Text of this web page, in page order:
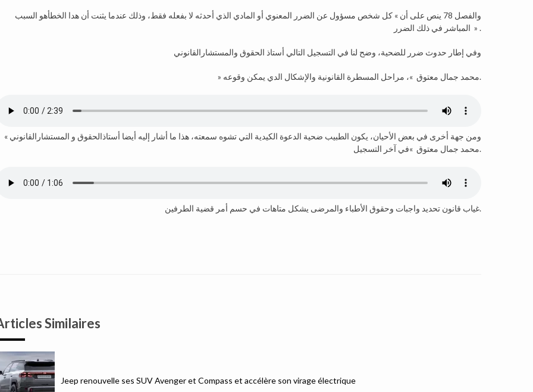
والفصل 78 ينص على أن » كل شخص مسؤول عن الضرر المعنوي أو المادي الذي أحدثه لا بفعله فقط، وذلك عندما يثنت أن هدا الخطأهو السبب
المباشر في ذلك الضرر » .
وفي إطار حدوث ضرر للضحية، وضح لنا في التسجيل التالي أستاذ الحقوق والمستشارالقانوني
» محمد جمال معتوق »، مراحل المسطرة القانونية والإشكال الدي يمكن وقوعه.
ومن جهة أخرى في بعض الأحيان، يكون الطبيب ضحية الدعوة الكيدية التي تشوه سمعته، هذا ما أشار إليه أيضا أستاذالحقوق و المستشارالقانوني »
محمد جمال معتوق »في آخر التسجيل.
غياب قانون تحديد واجبات وحقوق الأطباء والمرضى يشكل متاهات في حسم أمر قضية الطرفين.
Similaires
Jeep renouvelle ses SUV Avenger et Compass et accélère son virage électrique